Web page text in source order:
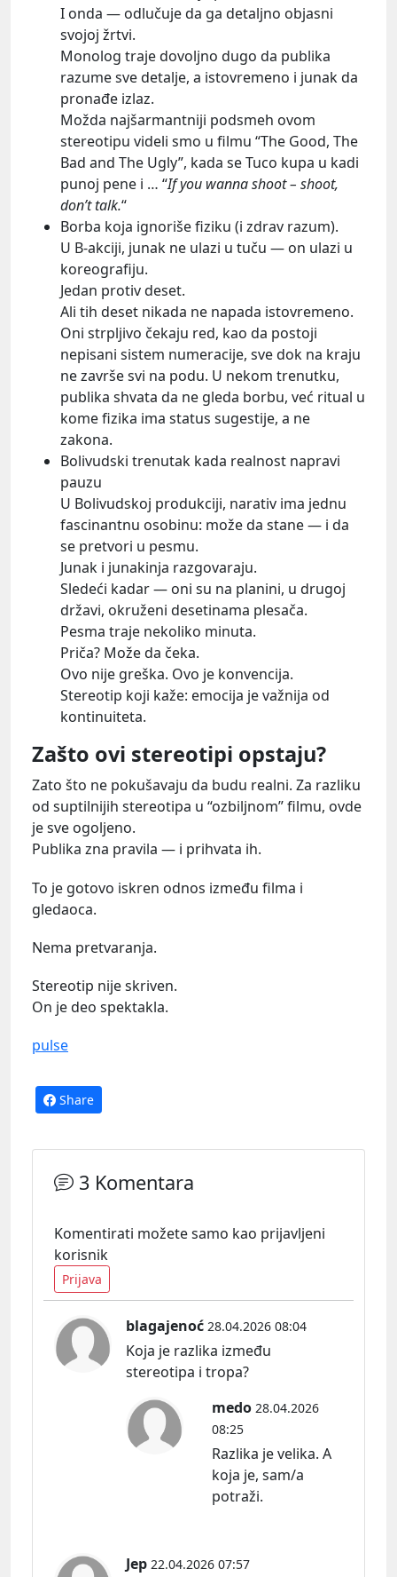
I onda — odlučuje da ga detaljno objasni
svojoj žrtvi.
Monolog traje dovoljno dugo da publika
razume sve detalje, a istovremeno i junak da
pronađe izlaz.
Možda najšarmantniji podsmeh ovom
stereotipu videli smo u filmu “The Good, The
Bad and The Ugly”, kada se Tuco kupa u kadi
punoj pene i … “If you wanna shoot – shoot,
don’t talk.“
Borba koja ignoriše fiziku (i zdrav razum).
U B-akciji, junak ne ulazi u tuču — on ulazi u
koreografiju.
Jedan protiv deset.
Ali tih deset nikada ne napada istovremeno.
Oni strpljivo čekaju red, kao da postoji
nepisani sistem numeracije, sve dok na kraju
ne završe svi na podu. U nekom trenutku,
publika shvata da ne gleda borbu, već ritual u
kome fizika ima status sugestije, a ne
zakona.
Bolivudski trenutak kada realnost napravi
pauzu
U Bolivudskoj produkciji, narativ ima jednu
fascinantnu osobinu: može da stane — i da
se pretvori u pesmu.
Junak i junakinja razgovaraju.
Sledeći kadar — oni su na planini, u drugoj
državi, okruženi desetinama plesača.
Pesma traje nekoliko minuta.
Priča? Može da čeka.
Ovo nije greška. Ovo je konvencija.
Stereotip koji kaže: emocija je važnija od
kontinuiteta.
Zašto ovi stereotipi opstaju?
Zato što ne pokušavaju da budu realni. Za razliku
od suptilnijih stereotipa u “ozbiljnom” filmu, ovde
je sve ogoljeno.
Publika zna pravila — i prihvata ih.
To je gotovo iskren odnos između filma i
gledaoca.
Nema pretvaranja.
Stereotip nije skriven.
On je deo spektakla.
pulse
Share
3 Komentara
Komentirati možete samo kao prijavljeni
korisnik
Prijava
blagajenoć 28.04.2026 08:04
Koja je razlika između
stereotipa i tropa?
medo 28.04.2026
08:25
Razlika je velika. A
koja je, sam/a
potraži.
Jep 22.04.2026 07:57